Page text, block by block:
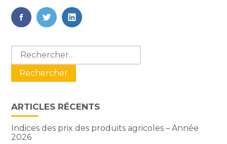
FaceBook
TwitterLinkedIn
Blog
sidebar
Rechercher :
ARTICLES RÉCENTS
Indices des prix des produits agricoles – Année
2026